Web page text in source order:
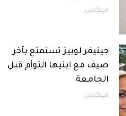
ميكس
جينيفر لوبيز تستمتع بآخر
صيف مع ابنيها التوأم قبل
الجامعة
ميكس